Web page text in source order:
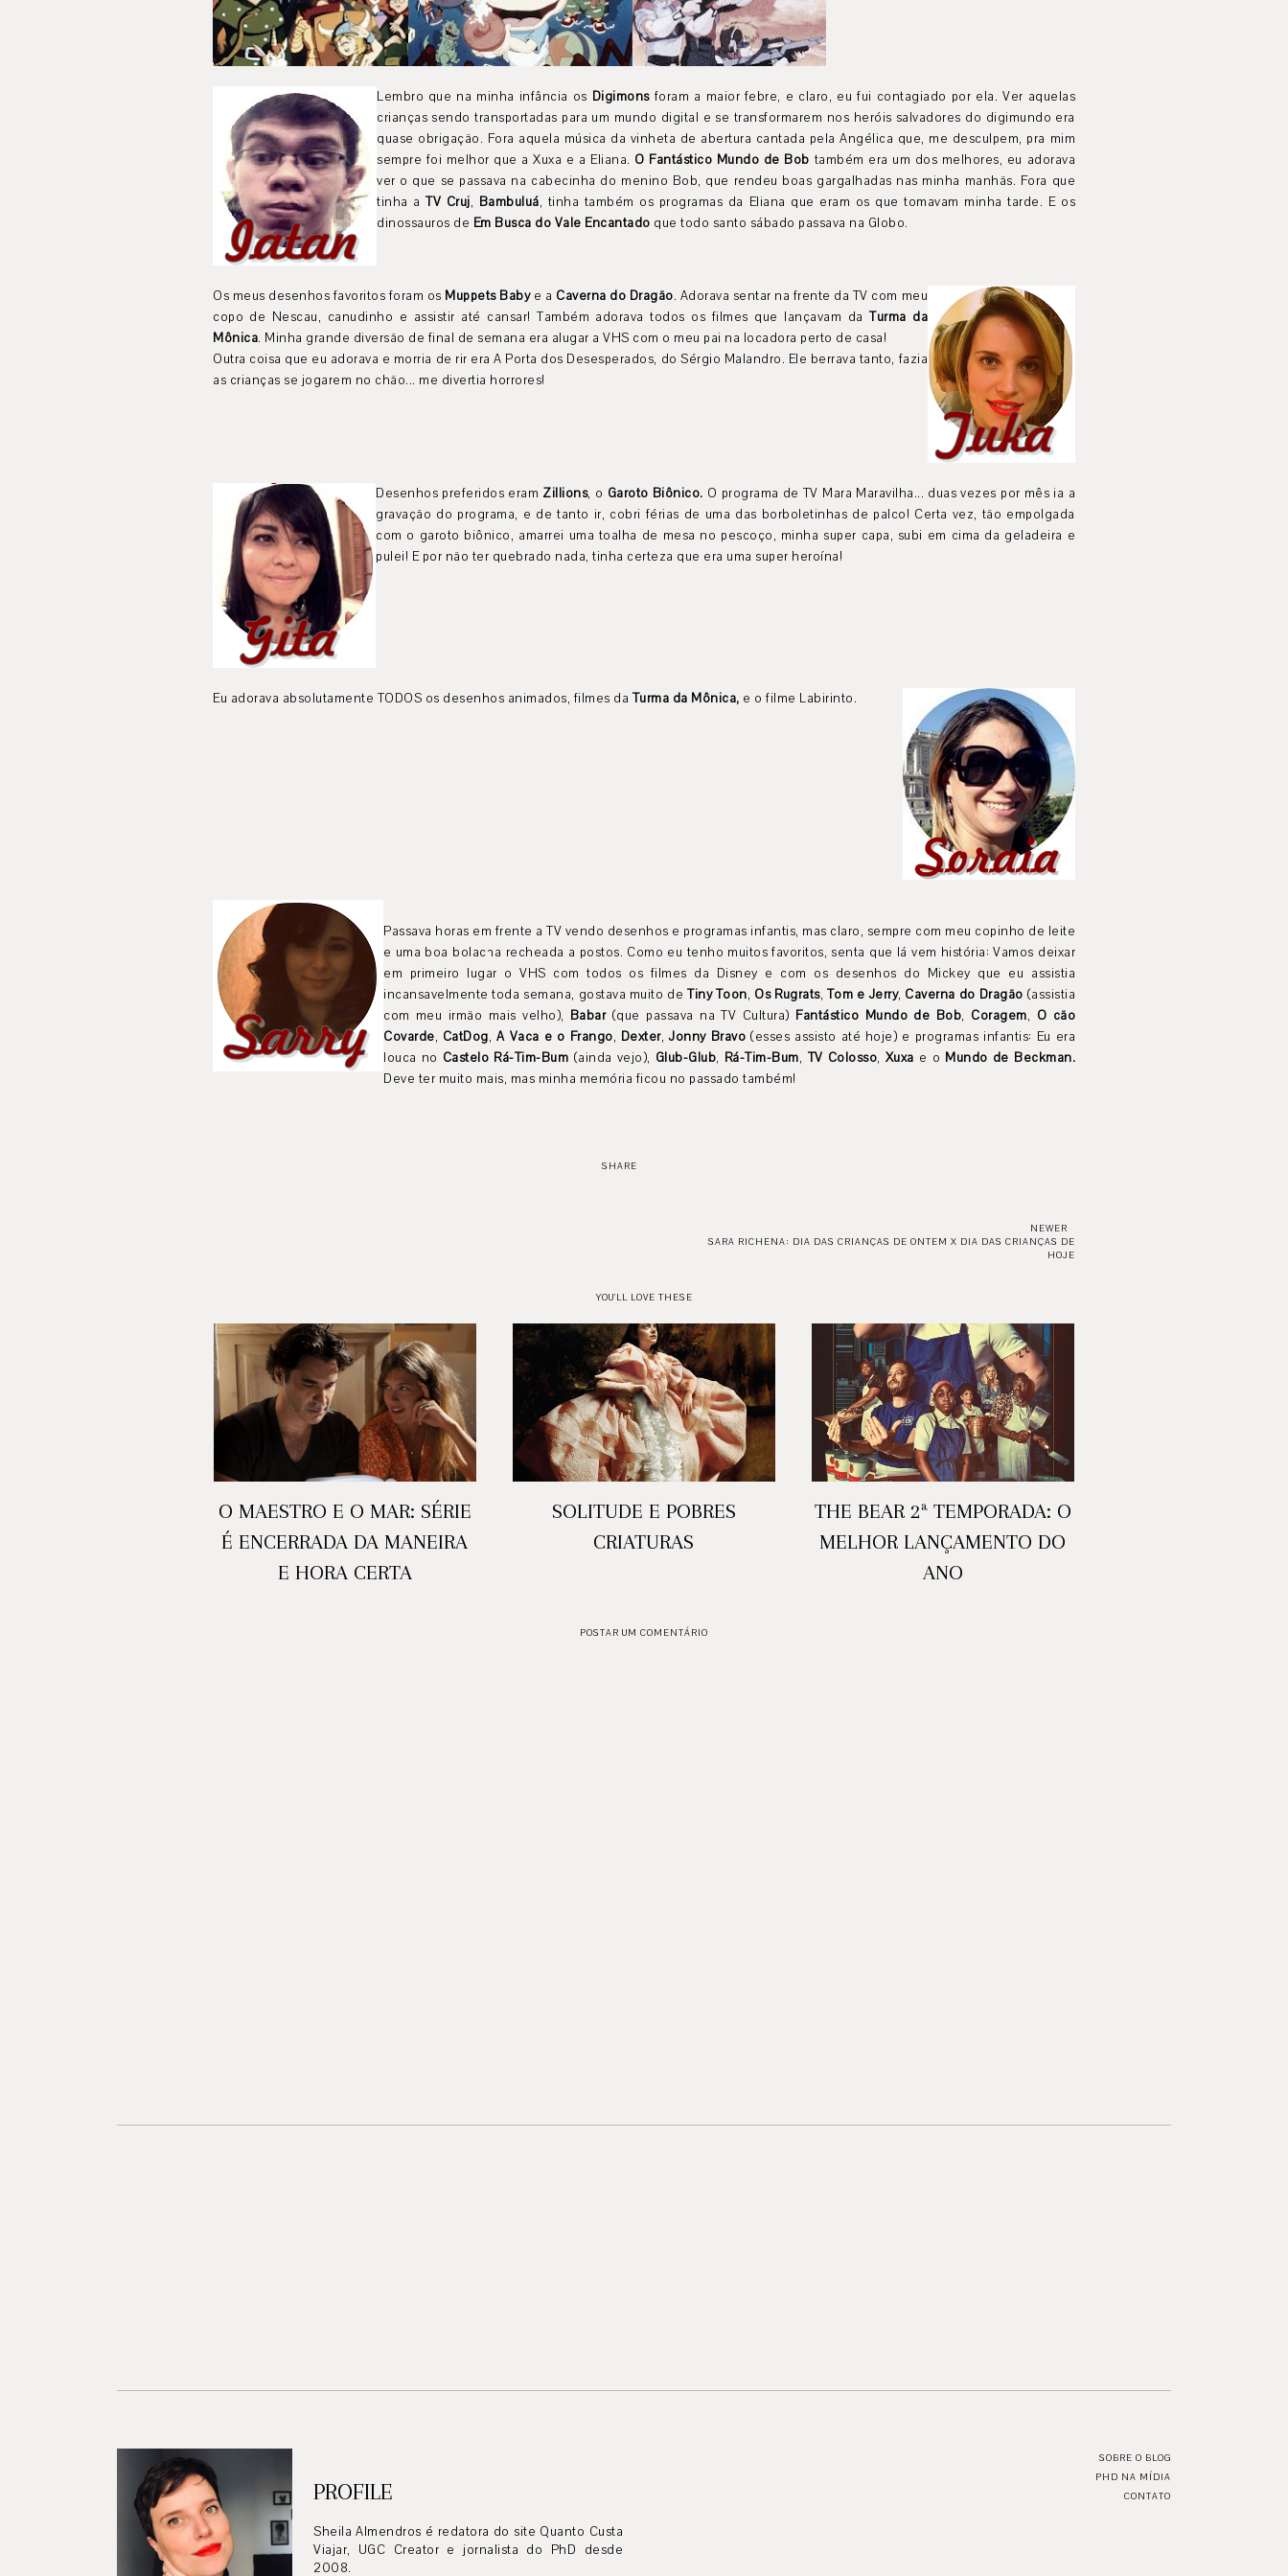
Lembro que na minha infância os Digimonsforam a maior febre, e claro, eu fui contagiado por ela. Ver aquelas
crianças sendo transportadas para um mundo digital e se transformarem nos heróis salvadores do digimundo era
quase obrigação. Fora aquela música da vinheta de abertura cantada pela Angélica que, me desculpem, pra mim
sempre foi melhor que a Xuxa e a Eliana. O Fantástico Mundo de Bob também era um dos melhores, eu adorava
ver o que se passava na cabecinha do menino Bob, que rendeu boas gargalhadas nas minha manhãs. Fora que
tinha aTV Cruj, Bambuluá, tinha também os programas da Eliana que eram os que tomavam minha tarde. E os
dinossauros de Em Busca do Vale Encantado que todo santo sábado passava na Globo.
Os meus desenhos favoritos foram os Muppets Babye a Caverna do Dragão. Adorava sentar na frente da TV com meu
copo de Nescau, canudinho e assistir até cansar! Também adorava todos os filmes que lançavam daTurma da
Mônica. Minha grande diversão de final de semana era alugar a VHS com o meu pai na locadora perto de casa!
Outra coisa que eu adorava e morria de rir era A Porta dos Desesperados, do Sérgio Malandro. Ele berrava tanto, fazia
as crianças se jogarem no chão... me divertia horrores!
Desenhos preferidos eram Zillions, o Garoto Biônico. O programa de TV Mara Maravilha... duas vezes por mês ia a
gravação do programa, e de tanto ir, cobri férias de uma das borboletinhas de palco! Certa vez, tão empolgada
com o garoto biônico, amarrei uma toalha de mesa no pescoço, minha super capa, subi em cima da geladeira e
pulei! E por não ter quebrado nada, tinha certeza que era uma super heroína!
Eu adorava absolutamente TODOS os desenhos animados, filmes da Turma da Mônica, e o filme Labirinto.
Passava horas em frente a TV vendo desenhos e programas infantis, mas claro, sempre com meu copinho de leite
e uma boa bolacha recheada a postos. Como eu tenho muitos favoritos, senta que lá vem história: Vamos deixar
em primeiro lugar o VHS com todos os filmes da Disney e com os desenhos do Mickey que eu assistia
incansavelmente toda semana, gostava muito deTiny Toon, Os Rugrats, Tom e Jerry, Caverna do Dragão (assistia
com meu irmão mais velho), Babar(que passava na TV Cultura) Fantástico Mundo de Bob, Coragem, O cão
Covarde, CatDog,A Vaca e o Frango, Dexter,Jonny Bravo (esses assisto até hoje) e programas infantis: Eu era
louca no Castelo Rá-Tim-Bum (ainda vejo), Glub-Glub, Rá-Tim-Bum, TV Colosso, Xuxa e o Mundo de Beckman.
Deve ter muito mais, mas minha memória ficou no passado também!
SHARE
NEWER
SARA RICHENA: DIA DAS CRIANÇAS DE ONTEM X DIA DAS CRIANÇAS DE
HOJE
YOU'LL LOVE THESE
O MAESTRO E O MAR: SÉRIE
É ENCERRADA DA MANEIRA
E HORA CERTA
SOLITUDE E POBRES
CRIATURAS
THE BEAR 2ª TEMPORADA: O
MELHOR LANÇAMENTO DO
ANO
POSTAR UM COMENTÁRIO
PROFILE
Sheila Almendros é redatora do site Quanto Custa
Viajar, UGC Creator e jornalista do PhD desde
2008.
SOBRE O BLOG
PHD NA MÍDIA
CONTATO